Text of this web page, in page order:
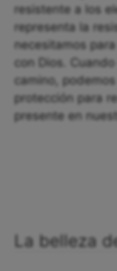
resistente a los
representa la
necesitamos
con Dios.
camino,
protección para
presente en
La belleza